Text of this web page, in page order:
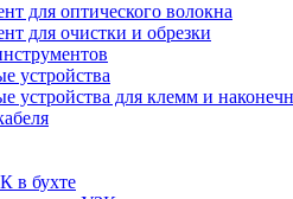
для оптического волокна
для очистки и обрезки
устройства
устройства для клемм и
в бухте